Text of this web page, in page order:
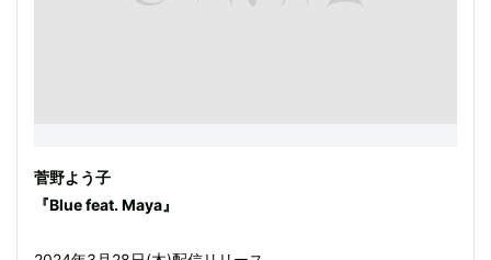
菅野よう子
『Blue feat. Maya』